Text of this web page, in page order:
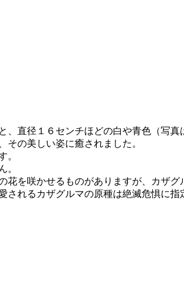
直径１６センチほどの白や青色（写真
の美しい姿に癒されました。
。
。
を咲かせるものがありますが、カザ
れるカザグルマの原種は絶滅危惧に指